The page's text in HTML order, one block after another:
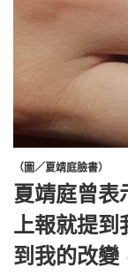
（圖／夏靖庭臉書）
夏靖庭曾表
上報就提到
到我的改變